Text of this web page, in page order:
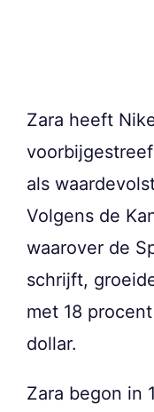
Zara heeft
als
Volgens de
waarover de
schrijft,
met 18
dollar.
Zara begon in